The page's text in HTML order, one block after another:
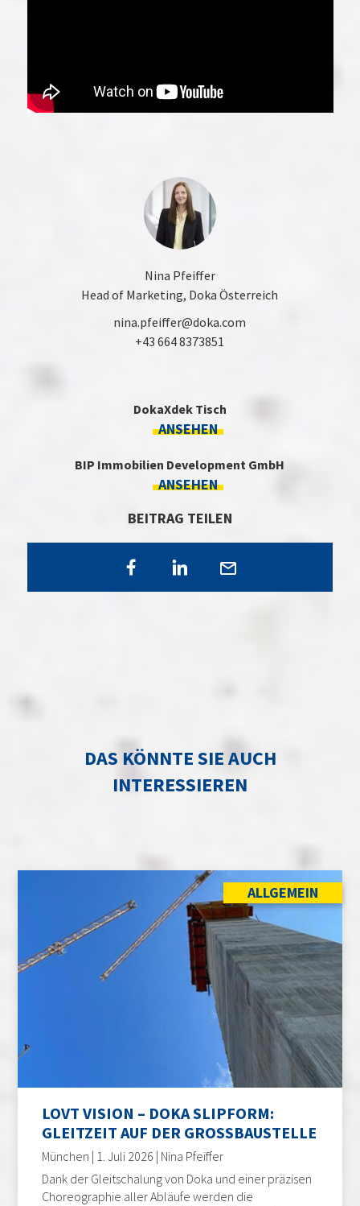
Nina Pfeiffer
Head of Marketing, Doka Österreich
nina.pfeiffer@doka.com
+43 664 8373851
DokaXdek Tisch
ANSEHEN
BIP Immobilien Development GmbH
ANSEHEN
BEITRAG TEILEN
DAS KÖNNTE SIE AUCH
INTERESSIEREN
ALLGEMEIN
LOVT VISION – DOKA SLIPFORM:
GLEITZEIT AUF DER GROSSBAUSTELLE
München | 1. Juli 2026 | Nina Pfeiffer
Dank der Gleitschalung von Doka und einer präzisen
Choreographie aller Abläufe werden die